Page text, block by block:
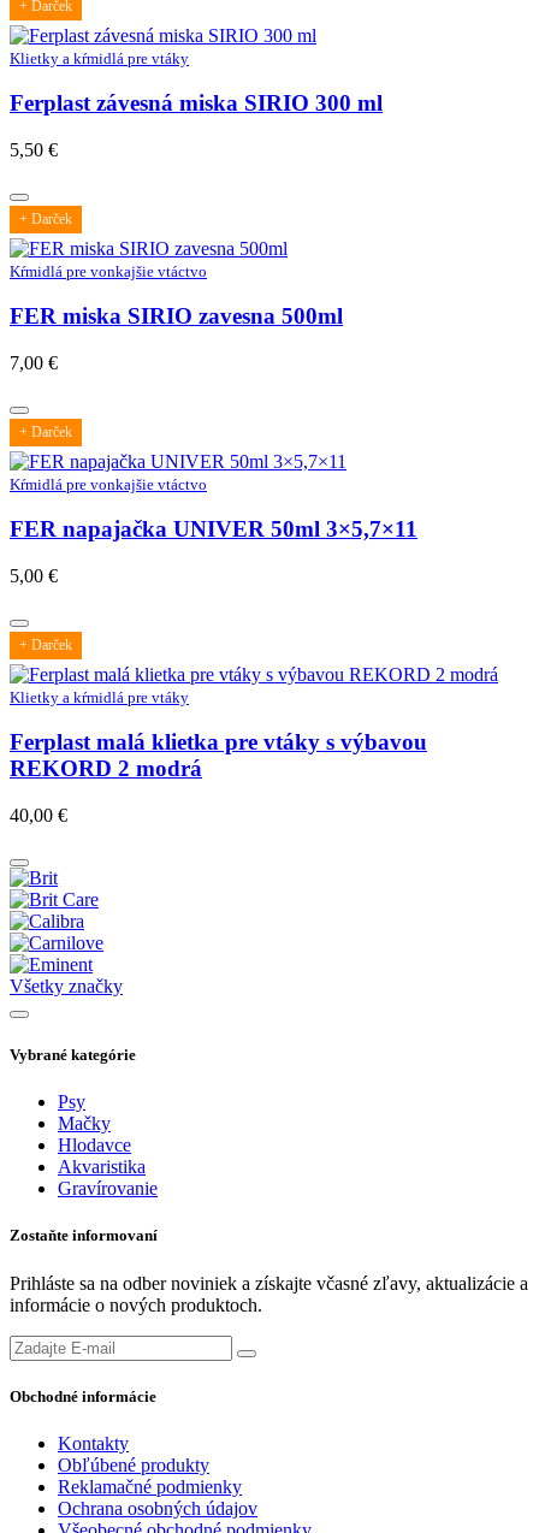
+ Darček
Klietky a kŕmidlá pre vtáky
Ferplast závesná miska SIRIO 300 ml
5,50 €
+ Darček
Kŕmidlá pre vonkajšie vtáctvo
FER miska SIRIO zavesna 500ml
7,00 €
+ Darček
Kŕmidlá pre vonkajšie vtáctvo
FER napajačka UNIVER 50ml 3×5,7×11
5,00 €
+ Darček
Klietky a kŕmidlá pre vtáky
Ferplast malá klietka pre vtáky s výbavou
REKORD 2 modrá
40,00 €
Všetky značky
Vybrané kategórie
Psy
Mačky
Hlodavce
Akvaristika
Gravírovanie
Zostaňte informovaní
Prihláste sa na odber noviniek a získajte včasné zľavy, aktualizácie a
informácie o nových produktoch.
Obchodné informácie
Kontakty
Obľúbené produkty
Reklamačné podmienky
Ochrana osobných údajov